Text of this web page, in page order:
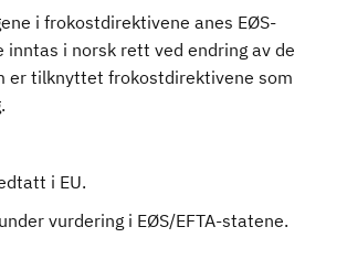
i frokostdirektivene anes EØS-
inntas i norsk rett ved endring av de
er tilknyttet frokostdirektivene som
i EU.
vurdering i EØS/EFTA-statene.